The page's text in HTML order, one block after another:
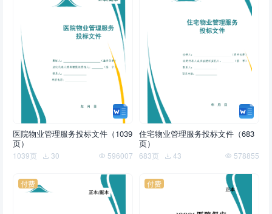
医院物业管理服务投标文件（1039
页）
1039页 30 596007
住宅物业管理服务投标文件（683
页）
683页 43 578855
付费 付费